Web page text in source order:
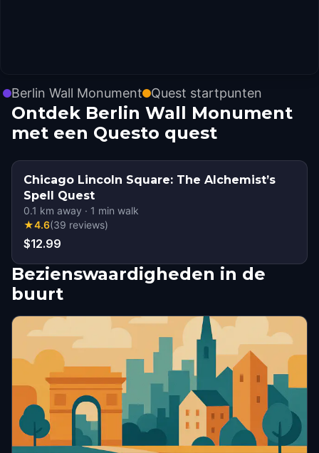
Berlin Wall Monument Quest startpunten
Ontdek Berlin Wall Monument
met een Questo quest
Chicago Lincoln Square: The Alchemist’s
Spell Quest
0.1 km away · 1 min walk
★4.6(39 reviews)
$12.99
Bezienswaardigheden in de
buurt